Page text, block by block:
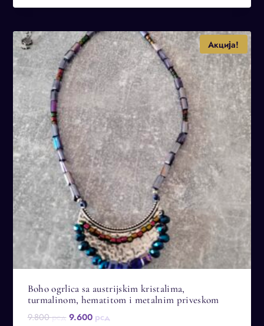
је
7.800 рсд.
је:
Акција!
Boho ogrlica sa austrijskim kristalima,
turmalinom, hematitom i metalnim priveskom
9.800рсд Оригинална
9.600 рсдТренутна